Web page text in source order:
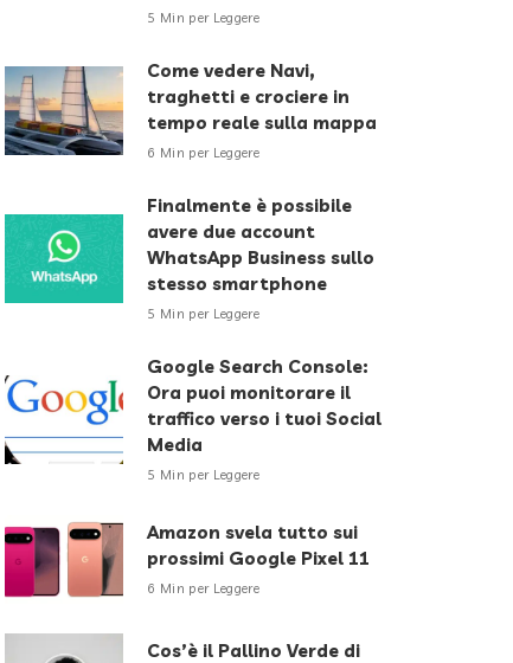
5 Min per Leggere
Come vedere Navi,
traghetti e crociere in
tempo reale sulla mappa
6 Min per Leggere
Finalmente è possibile
avere due account
WhatsApp Business sullo
stesso smartphone
5 Min per Leggere
Google Search Console:
Ora puoi monitorare il
traffico verso i tuoi Social
Media
5 Min per Leggere
Amazon svela tutto sui
prossimi Google Pixel 11
6 Min per Leggere
Cos’è il Pallino Verde di